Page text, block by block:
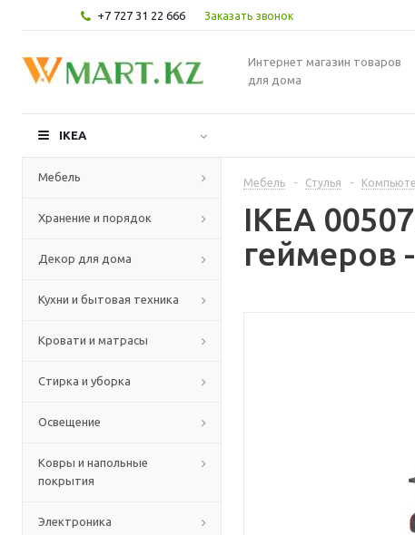
+7 727 31 22 666 Заказать звонок
Интернет магазин товаров
для дома
IKEA
Мебель
Хранение и порядок
Декор для дома
Кухни и бытовая техника
Кровати и матрасы
Стирка и уборка
Освещение
Ковры и напольные
покрытия
Электроника
Мебель - Стулья -
IKEA
геймеров